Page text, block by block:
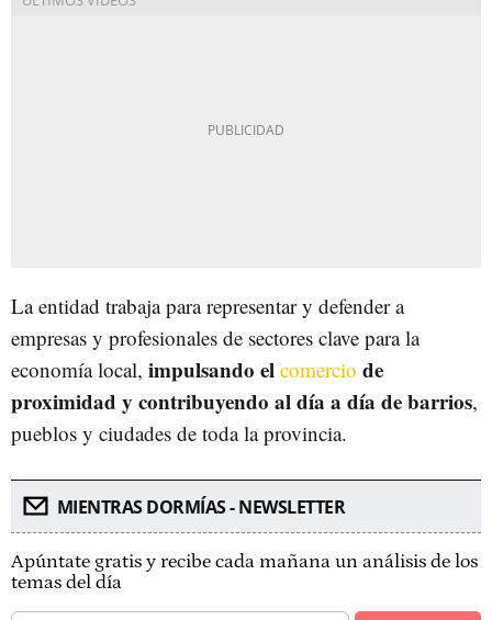
La entidad trabaja para representar y defender a
empresas y profesionales de sectores clave para la
economía local, impulsando el comercio de
proximidad y contribuyendo al día a día de barrios,
pueblos y ciudades de toda la provincia.
MIENTRAS DORMÍAS - NEWSLETTER
Apúntate gratis y recibe cada mañana un análisis de los
temas del día